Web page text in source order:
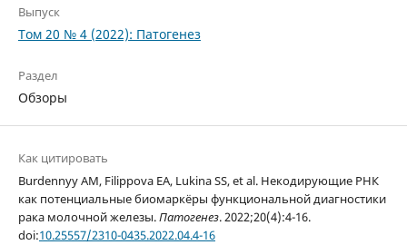
Выпуск
Том 20 № 4 (2022): Патогенез
Раздел
Обзоры
Как цитировать
Burdennyy AM, Filippova EA, Lukina SS, et al. Некодирующие РНК
как потенциальные биомаркёры функциональной диагностики
рака молочной железы.Патогенез. 2022;20(4):4-16.
doi:10.25557/2310-0435.2022.04.4-16